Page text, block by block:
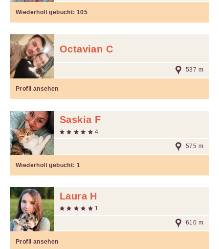
Wiederholt gebucht:105
Octavian C
537 m
Profil ansehen
Saskia F
4
575 m
Wiederholt gebucht:1
Laura H
1
610 m
Profil ansehen